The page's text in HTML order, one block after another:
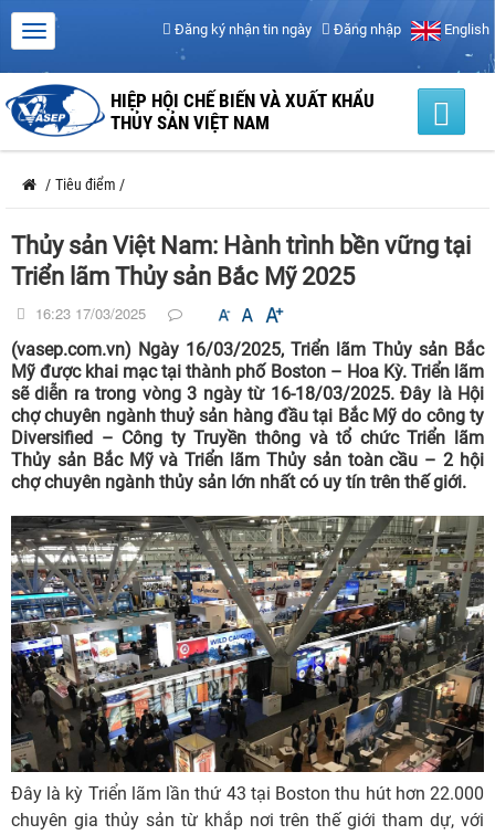
Đăng ký nhận tin ngày Đăng nhập English
HIỆP HỘI CHẾ BIẾN VÀ XUẤT KHẨU
THỦY SẢN VIỆT NAM
/ Tiêu điểm /
Thủy sản Việt Nam: Hành trình bền vững tại
Triển lãm Thủy sản Bắc Mỹ 2025
16:23 17/03/2025
(vasep.com.vn) Ngày 16/03/2025, Triển lãm Thủy sản Bắc
Mỹ được khai mạc tại thành phố Boston – Hoa Kỳ. Triển lãm
sẽ diễn ra trong vòng 3 ngày từ 16-18/03/2025. Đây là Hội
chợ chuyên ngành thuỷ sản hàng đầu tại Bắc Mỹ do công ty
Diversified – Công ty Truyền thông và tổ chức Triển lãm
Thủy sản Bắc Mỹ và Triển lãm Thủy sản toàn cầu – 2 hội
chợ chuyên ngành thủy sản lớn nhất có uy tín trên thế giới.
Đây là kỳ Triển lãm lần thứ 43 tại Boston thu hút hơn 22.000
chuyên gia thủy sản từ khắp nơi trên thế giới tham dự, với